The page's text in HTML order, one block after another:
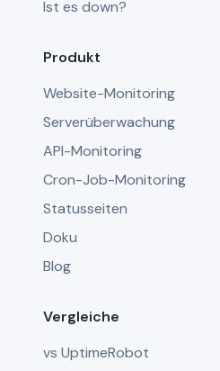
Ist es down?
Produkt
Website-Monitoring
Serverüberwachung
API-Monitoring
Cron-Job-Monitoring
Statusseiten
Doku
Blog
Vergleiche
vs UptimeRobot